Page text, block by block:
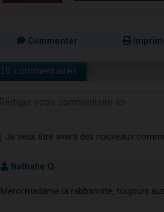
Commenter
16 commentaires
Je veux être averti des nouveaux
Nathalie Q.
Merci madame la rabbannite, toujours